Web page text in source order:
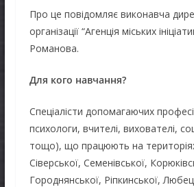
Про це повідомляє виконавча
організації “Агенція міських
Романова.
Для кого навчання?
Спеціалісти допомагаючих
психологи, вчителі, вихователі,
тощо), що працюють на
Сіверської, Семенівської,
Городнянської, Ріпкинської,